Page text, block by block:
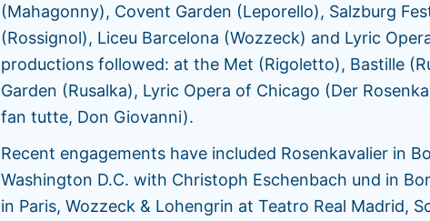
(Mahagonny), Covent Garden (Leporello), Salzburg
(Rossignol), Liceu Barcelona (Wozzeck) and Lyric
productions followed: at the Met (Rigoletto), Bastille
Garden (Rusalka), Lyric Opera of Chicago (Der
fan tutte, Don Giovanni).
Recent engagements have included Rosenkavalier in
Washington D.C. with Christoph Eschenbach und in
in Paris, Wozzeck & Lohengrin at Teatro Real Madrid,